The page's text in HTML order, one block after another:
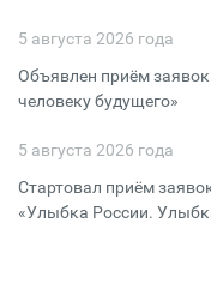
5 августа 2026 года
Объявлен приём
человеку будущего»
5 августа 2026 года
Стартовал приём
«Улыбка России.